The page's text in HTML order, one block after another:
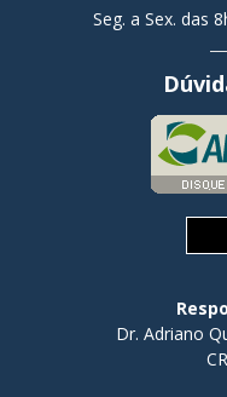
Seg. a Sex. das
Dr. Adriano